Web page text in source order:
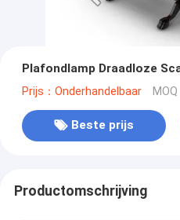
Plafondlamp Draadloze
Prijs：Onderhandelbaar
Beste prijs
Productomschrijving